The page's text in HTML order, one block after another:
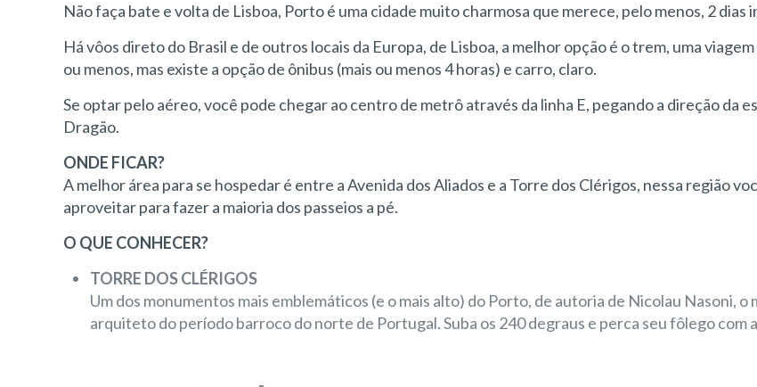
Não faça bate e volta de Lisboa, Porto é uma cidade muito charmosa que merece, pelo menos, 2 dias
Há vôos direto do Brasil e de outros locais da Europa, de Lisboa, a melhor opção é o trem, uma viagem
ou menos, mas existe a opção de ônibus (mais ou menos 4 horas) e carro, claro.
Se optar pelo aéreo, você pode chegar ao centro de metrô através da linha E, pegando a direção da
Dragão.
ONDE FICAR?
A melhor área para se hospedar é entre a Avenida dos Aliados e a Torre dos Clérigos, nessa região
aproveitar para fazer a maioria dos passeios a pé.
O QUE CONHECER?
TORRE DOS CLÉRIGOS
Um dos monumentos mais emblemáticos (e o mais alto) do Porto, de autoria de Nicolau Nasoni, o
arquiteto do período barroco do norte de Portugal. Suba os 240 degraus e perca seu fôlego com